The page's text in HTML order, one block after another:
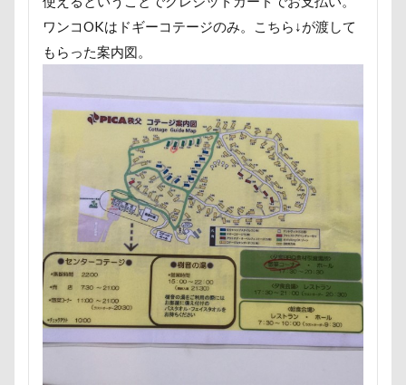
ワンコOKはドギーコテージのみ。こちら↓が渡して
もらった案内図。
天然記念物
大脱出 大福
大物説
大満足
大島屋
ワンコプレート
年賀状
ホームセンター
ホタルイカ
ホタルちゃん
ペーターくん
ペンダント
ペンション・ブランシェ草津
ペンション
ペロリンチョ
ペロちゃん
ボサボサ
ペニーレイン
ペディ(PEDI)
ペット用バスタブ
ペット名刺
ペット同伴可飲食店
ペット可
ペットボトル
ペットプロフ
ペットパラダイス
ボケ
ボタンちゃん